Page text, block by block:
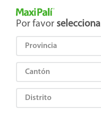
Tienda Maxi Palí
Por favor selecciona
Provincia
Cantón
Distrito